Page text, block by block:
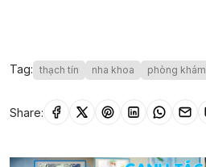
Tag: thạch tín nha khoa phòng khám
Share: